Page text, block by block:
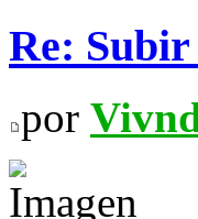
Re: Subir
por